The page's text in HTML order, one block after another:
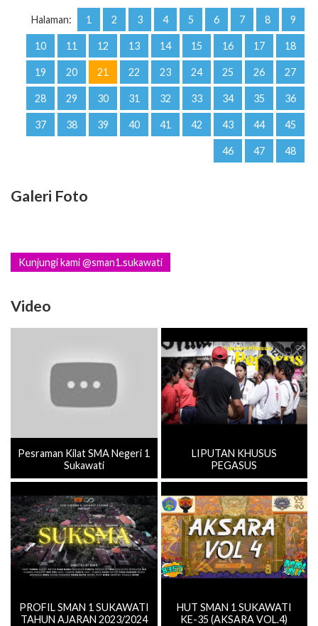
Halaman: 1 2 3 4 5 6 7 8 9
10 11 12 13 14 15 16 17 18
19 20 21 22 23 24 25 26 27
28 29 30 31 32 33 34 35 36
37 38 39 40 41 42 43 44 45
46 47 48
Galeri Foto
Kunjungi kami @sman1.sukawati
Video
Pesraman Kilat SMA Negeri 1
Sukawati
LIPUTAN KHUSUS
PEGASUS
PROFIL SMAN 1 SUKAWATI
TAHUN AJARAN 2023/2024
HUT SMAN 1 SUKAWATI
KE-35 (AKSARA VOL.4)